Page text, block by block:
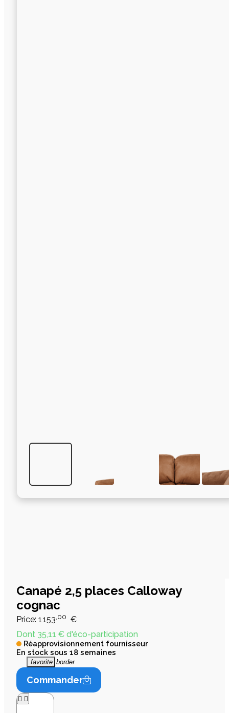
Canapé 2,5 places Calloway
cognac
Price: 1 153 ,00 €
Dont 35,11 € d'éco-participation
Réapprovisionnement fournisseur
En stock sous 18 semaines
favorite_border
Commander
 